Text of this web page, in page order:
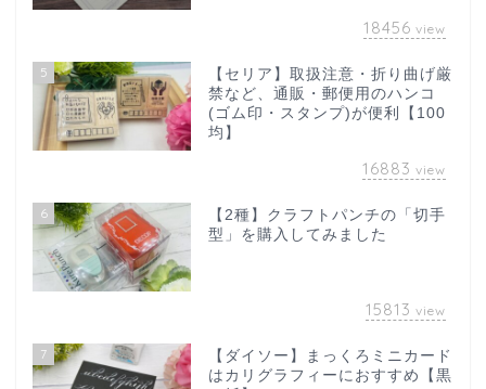
18456 view
5
【セリア】取扱注意・折り曲げ厳
禁など、通販・郵便用のハンコ
(ゴム印・スタンプ)が便利【100
均】
16883 view
6
【2種】クラフトパンチの「切手
型」を購入してみました
15813 view
7
【ダイソー】まっくろミニカード
はカリグラフィーにおすすめ【黒